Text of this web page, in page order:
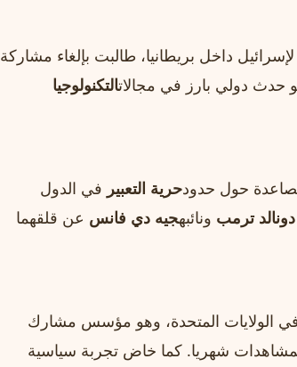
داخل بريطانيا، طالبت بإلغاء مشاركة
حدث دولي بارز في مجالاتالتكنولوجيا
حول حدودحرية التعبير في الدول
ترمب ونائبهجيه دي فانس عن قلقهما
في الولايات المتحدة، وهو مؤسس مشارك
شهريا. كما خاض تجربة سياسية